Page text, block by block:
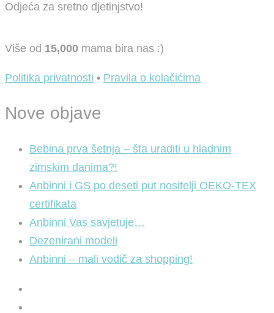
Odjeća za sretno djetinjstvo!
Više od 15,000 mama bira nas :)
Politika privatnosti • Pravila o kolačićima
Nove objave
Bebina prva šetnja – šta uraditi u hladnim
zimskim danima?!
Anbinni i GS po deseti put nositelji OEKO-TEX
certifikata
Anbinni Vas savjetuje…
Dezenirani modeli
Anbinni – mali vodič za shopping!